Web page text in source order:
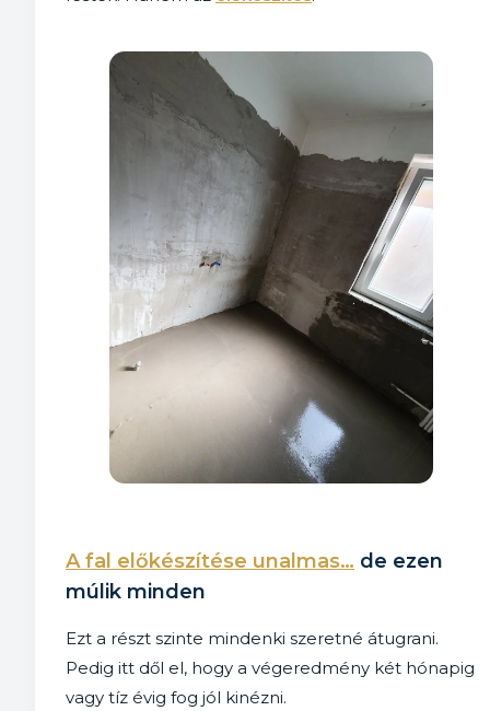
A fal előkészítése unalmas… de ezen
múlik minden
Ezt a részt szinte mindenki szeretné átugrani.
Pedig itt dől el, hogy a végeredmény két hónapig
vagy tíz évig fog jól kinézni.